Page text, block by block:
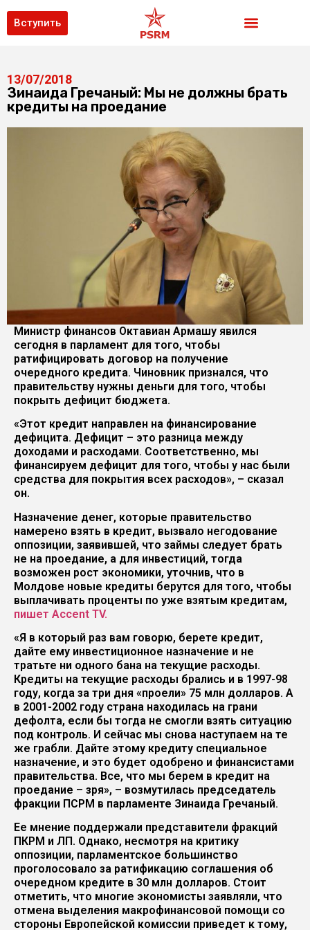
Вступить
13/07/2018
Зинаида Гречаный: Мы не должны брать
кредиты на проедание
Министр финансов Октавиан Армашу явился
сегодня в парламент для того, чтобы
ратифицировать договор на получение
очередного кредита. Чиновник признался, что
правительству нужны деньги для того, чтобы
покрыть дефицит бюджета.
«Этот кредит направлен на финансирование
дефицита. Дефицит – это разница между
доходами и расходами. Соответственно, мы
финансируем дефицит для того, чтобы у нас были
средства для покрытия всех расходов», – сказал
он.
Назначение денег, которые правительство
намерено взять в кредит, вызвало негодование
оппозиции, заявившей, что займы следует брать
не на проедание, а для инвестиций, тогда
возможен рост экономики, уточнив, что в
Молдове новые кредиты берутся для того, чтобы
выплачивать проценты по уже взятым кредитам,
пишет Accent TV.
«Я в который раз вам говорю, берете кредит,
дайте ему инвестиционное назначение и не
тратьте ни одного бана на текущие расходы.
Кредиты на текущие расходы брались и в 1997-98
году, когда за три дня «проели» 75 млн долларов. А
в 2001-2002 году страна находилась на грани
дефолта, если бы тогда не смогли взять ситуацию
под контроль. И сейчас мы снова наступаем на те
же грабли. Дайте этому кредиту специальное
назначение, и это будет одобрено и финансистами
правительства. Все, что мы берем в кредит на
проедание – зря», – возмутилась председатель
фракции ПСРМ в парламенте Зинаида Гречаный.
Ее мнение поддержали представители фракций
ПКРМ и ЛП. Однако, несмотря на критику
оппозиции, парламентское большинство
проголосовало за ратификацию соглашения об
очередном кредите в 30 млн долларов. Стоит
отметить, что многие экономисты заявляли, что
отмена выделения макрофинансовой помощи со
стороны Европейской комиссии приведет к тому,